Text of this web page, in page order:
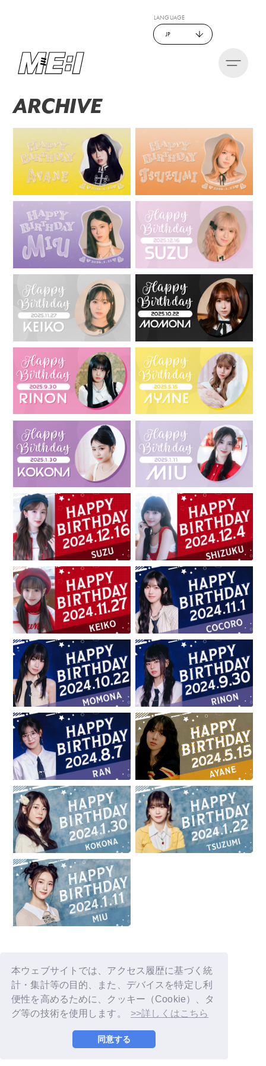
本ウェブサイトでは、アクセス履歴に基づく統
計・集計等の目的、また、デバイスを特定し利
便性を高めるために、クッキー（Cookie）、タ
グ等の技術を使用します。
>>詳しくはこちら
同意する
LANGUAGE
JP
ARCHIVE